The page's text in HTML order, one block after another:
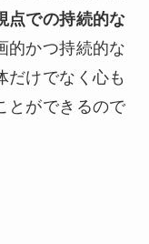
点での持続的な
的かつ持続的な
だけでなく心も
とができるので